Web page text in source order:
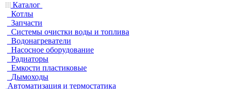
Каталог
Котлы
Запчасти
Системы очистки воды и топлива
Водонагреватели
Насосное оборудование
Радиаторы
Емкости пластиковые
Дымоходы
Автоматизация и термостатика